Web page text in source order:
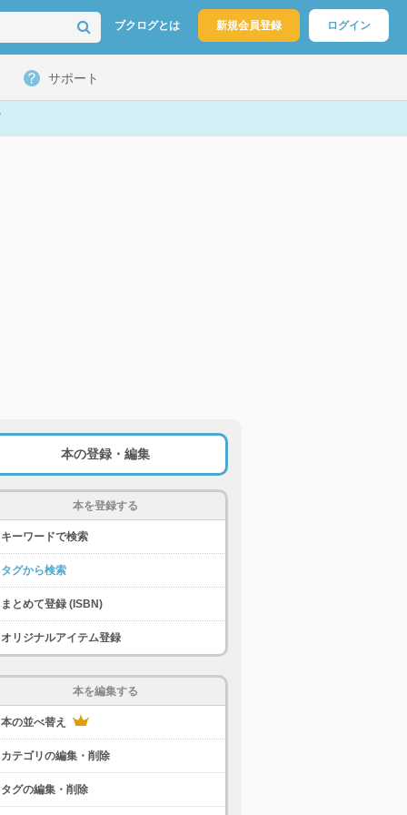
ブクログとは 新規会員登録 ログイン
サポート
本の登録・編集
本を登録する
キーワードで検索
タグから検索
まとめて登録 (ISBN)
オリジナルアイテム登録
本を編集する
本の並べ替え
カテゴリの編集・削除
タグの編集・削除